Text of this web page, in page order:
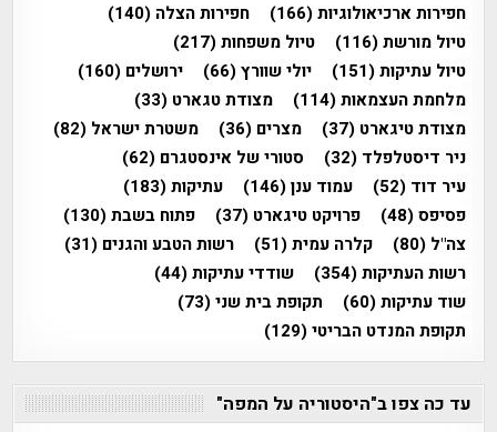
חפירות ארכיאולוגיות(166) חפירות הצלה (140)
טיול מורשת(116) טיול משפחות(217)
טיול עתיקות(151) יולי שוורץ(66) ירושלים (160)
מלחמת העצמאות(114) מצודת טגארט (33)
מצודת טיגארט (37) מצרים (36) משטרת ישראל (82)
ניר דיסטלפלד (32) סטורי של אינסטגרם (62)
עיר דוד (52) עמוד ענן(146) עתיקות(183)
פסיפס(48) פרויקט טיגארט (37) פתוח בשבת(130)
צה"ל (80) קלרה עמית(51) רשות הטבע והגנים (31)
רשות העתיקות(354) שודדי עתיקות(44)
שוד עתיקות(60) תקופת בית שני(73)
תקופת המנדט הבריטי(129)
עד כה צפו ב"היסטוריה על המפה"